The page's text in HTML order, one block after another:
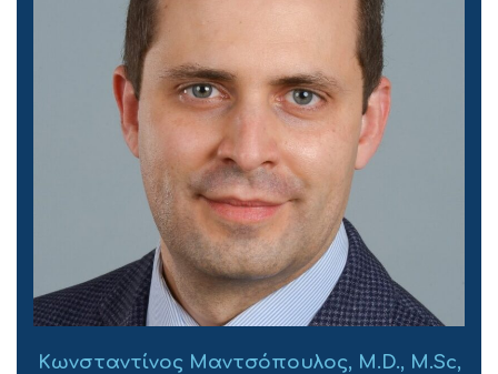
Κωνσταντίνος Μαντσόπουλος, M.D., M.Sc,